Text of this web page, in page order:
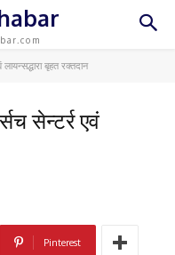
बृहत रक्तदान
सेन्टर्र एवं
Pinterest